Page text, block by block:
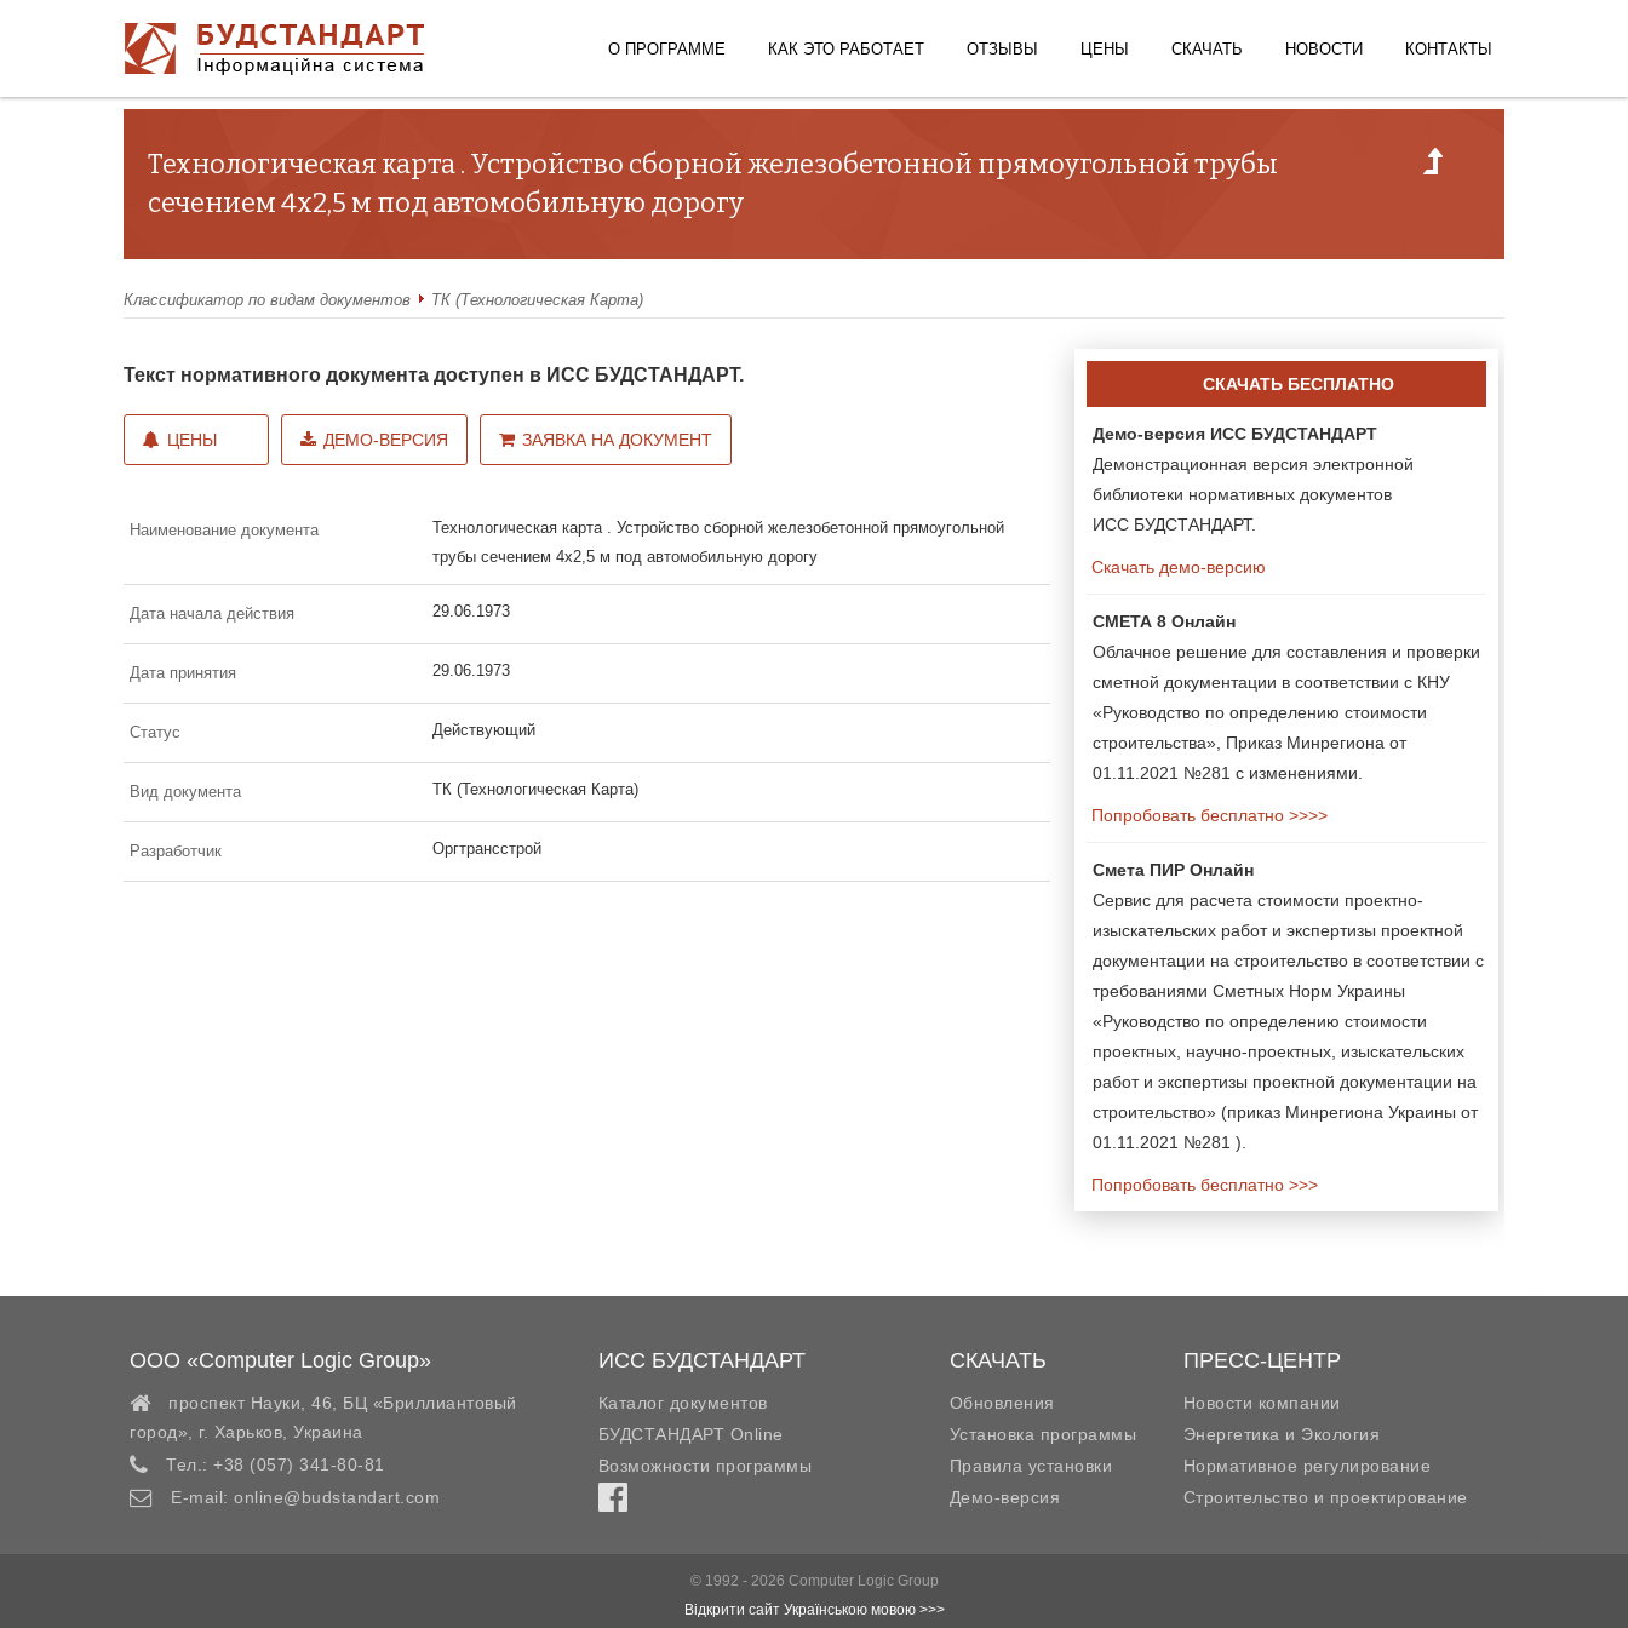
О ПРОГРАММЕ КАК ЭТО РАБОТАЕТ ОТЗЫВЫ ЦЕНЫ СКАЧАТЬ НОВОСТИ КОНТАКТЫ
Технологическая карта . Устройство сборной железобетонной прямоугольной трубы
сечением 4х2,5 м под автомобильную дорогу
Классификатор по видам документов ТК (Технологическая Карта)
Текст нормативного документа доступен в ИСС БУДСТАНДАРТ.
ЦЕНЫ ДЕМО-ВЕРСИЯ ЗАЯВКА НА ДОКУМЕНТ
Наименование документа
Технологическая карта . Устройство сборной железобетонной прямоугольной
трубы сечением 4х2,5 м под автомобильную дорогу
Дата начала действия 29.06.1973
Дата принятия 29.06.1973
Статус Действующий
Вид документа ТК (Технологическая Карта)
Разработчик Оргтрансстрой
СКАЧАТЬ БЕСПЛАТНО
Демо-версия ИСС БУДСТАНДАРТ
Демонстрационная версия электронной
библиотеки нормативных документов
ИСС БУДСТАНДАРТ.
Скачать демо-версию
СМЕТА 8 Онлайн
Облачное решение для составления и проверки
сметной документации в соответствии с КНУ
«Руководство по определению стоимости
строительства», Приказ Минрегиона от
01.11.2021 №281 с изменениями.
Попробовать бесплатно >>>>
Смета ПИР Онлайн
Сервис для расчета стоимости проектно-
изыскательских работ и экспертизы проектной
документации на строительство в соответствии с
требованиями Сметных Норм Украины
«Руководство по определению стоимости
проектных, научно-проектных, изыскательских
работ и экспертизы проектной документации на
строительство» (приказ Минрегиона Украины от
01.11.2021 №281 ).
Попробовать бесплатно >>>
ООО «Computer Logic Group»
проспект Науки, 46, БЦ «Бриллиантовый
город»,
г. Харьков Украина
Тел.: +38 (057) 341-80-81
E-mail: online@budstandart.com
ИСС БУДСТАНДАРТ
Каталог документов
БУДСТАНДАРТ Online
Возможности программы
СКАЧАТЬ
Обновления
Установка программы
Правила установки
Демо-версия
ПРЕСС-ЦЕНТР
Новости компании
Энергетика и Экология
Нормативное регулирование
Строительство и проектирование
© 1992 - 2026 Computer Logic Group
Відкрити сайт Українською мовою >>>